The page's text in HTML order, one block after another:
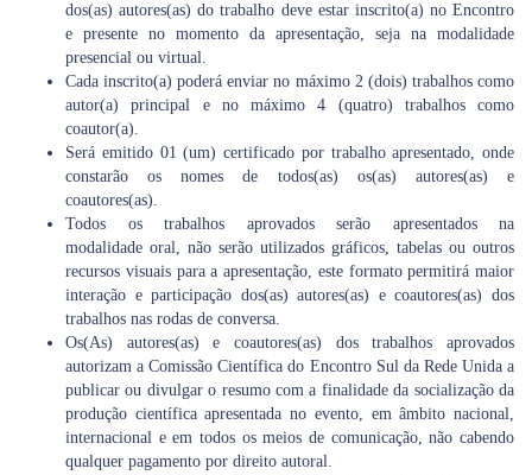
dos(as) autores(as) do trabalho deve estar inscrito(a) no Encontro
e presente no momento da apresentação, seja na modalidade
presencial ou virtual.
Cada inscrito(a) poderá enviar no máximo 2 (dois) trabalhos como
autor(a) principal e no máximo 4 (quatro) trabalhos como
coautor(a).
Será emitido 01 (um) certificado por trabalho apresentado, onde
constarão os nomes de todos(as) os(as) autores(as) e
coautores(as).
Todos os trabalhos aprovados serão apresentados na
modalidade oral, não serão utilizados gráficos, tabelas ou outros
recursos visuais para a apresentação, este formato permitirá maior
interação e participação dos(as) autores(as) e coautores(as) dos
trabalhos nas rodas de conversa.
Os(As) autores(as) e coautores(as) dos trabalhos aprovados
autorizam a Comissão Científica do Encontro Sul da Rede Unida a
publicar ou divulgar o resumo com a finalidade da socialização da
produção científica apresentada no evento, em âmbito nacional,
internacional e em todos os meios de comunicação, não cabendo
qualquer pagamento por direito autoral.